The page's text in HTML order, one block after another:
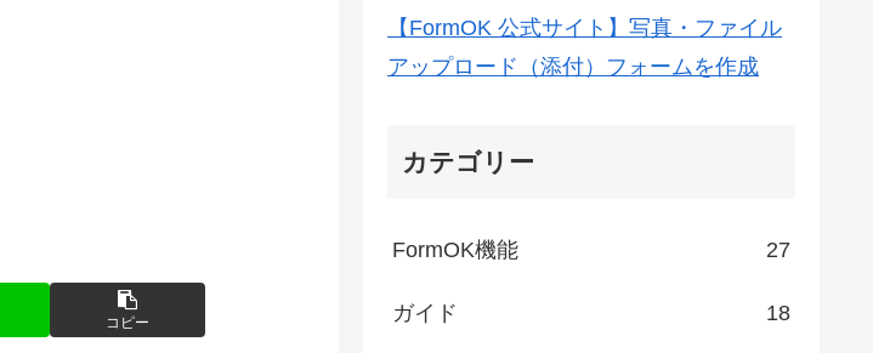
コピー
【FormOK 公式サイト】写真・ファイル
アップロード（添付）フォームを作成
カテゴリー
FormOK機能 27
ガイド 18